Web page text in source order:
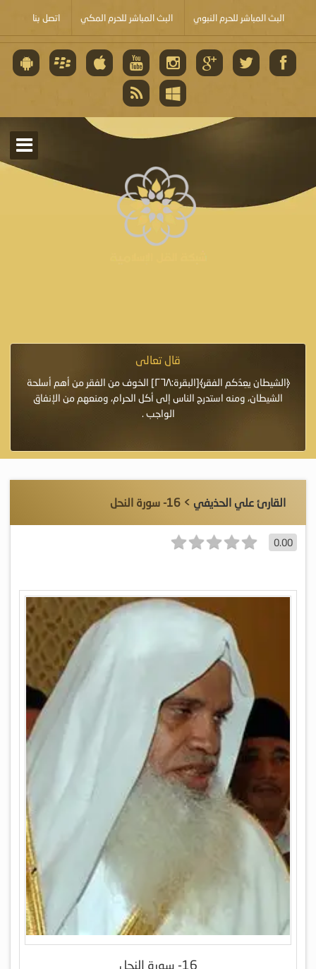
البث المباشر للحرم النبوي البث المباشر للحرم المكي اتصل بنا
قال تعالى
﴿الشيطان يعِدُكم الفقر﴾[البقرة:٢٦٨] الخوف من الفقر من أهم أسلحة
الشيطان، ومنه استدرج الناس إلى أكل الحرام، ومنعهم من الإنفاق
الواجب .
القارئ علي الحذيفي > 16- سورة النحل
0.00
16- سورة النحل